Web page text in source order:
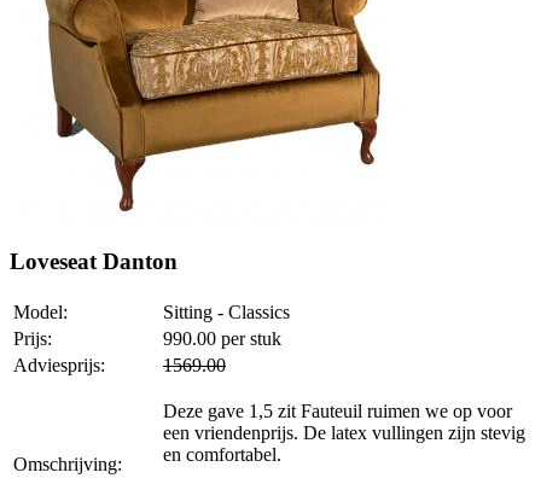
Loveseat Danton
Model:
Sitting - Classics
Prijs:
990.00 per stuk
Adviesprijs:
1569.00
Omschrijving:
Deze gave 1,5 zit Fauteuil ruimen we op voor
een vriendenprijs. De latex vullingen zijn stevig
en comfortabel.